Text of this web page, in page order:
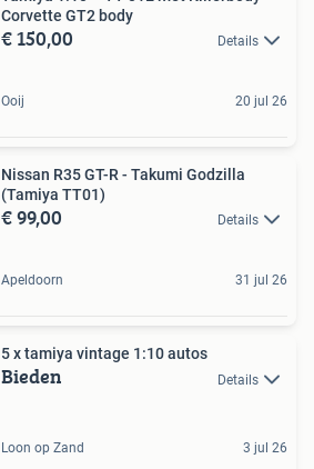
Corvette GT2 body
€ 150,00 Details
Ooij 20 jul 26
Nissan R35 GT-R - Takumi Godzilla
(Tamiya TT01)
€ 99,00 Details
Apeldoorn 31 jul 26
5 x tamiya vintage 1:10 autos
Bieden Details
Loon op Zand 3 jul 26